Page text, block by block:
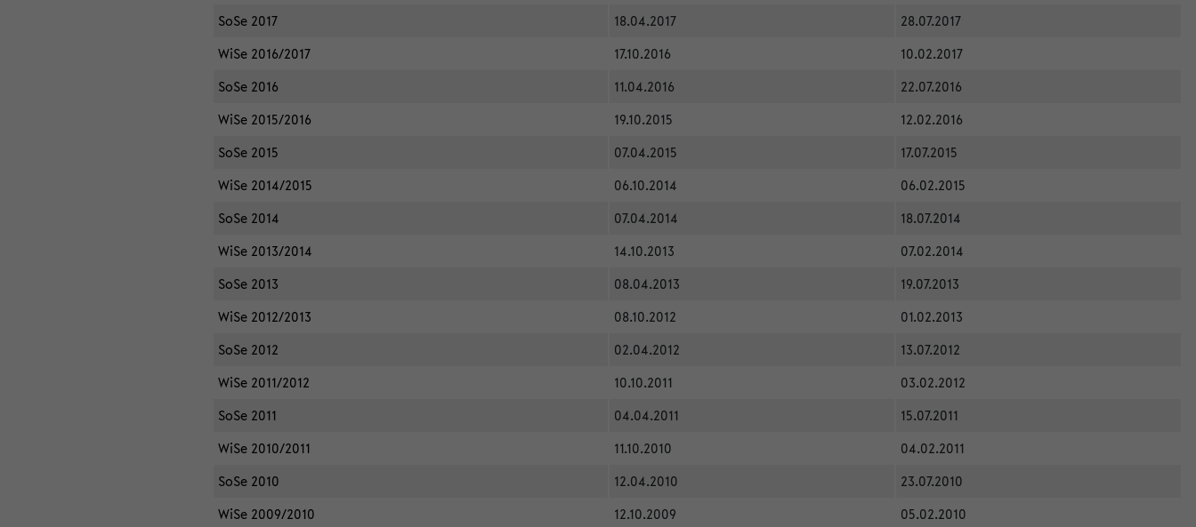
SoSe 2017
18.04.2017
28.07.2017
WiSe 2016/2017
17.10.2016
10.02.2017
SoSe 2016
11.04.2016
22.07.2016
WiSe 2015/2016
19.10.2015
12.02.2016
SoSe 2015
07.04.2015
17.07.2015
WiSe 2014/2015
06.10.2014
06.02.2015
SoSe 2014
07.04.2014
18.07.2014
WiSe 2013/2014
14.10.2013
07.02.2014
SoSe 2013
08.04.2013
19.07.2013
WiSe 2012/2013
08.10.2012
01.02.2013
SoSe 2012
02.04.2012
13.07.2012
WiSe 2011/2012
10.10.2011
03.02.2012
SoSe 2011
04.04.2011
15.07.2011
WiSe 2010/2011
11.10.2010
04.02.2011
SoSe 2010
12.04.2010
23.07.2010
WiSe 2009/2010
12.10.2009
05.02.2010